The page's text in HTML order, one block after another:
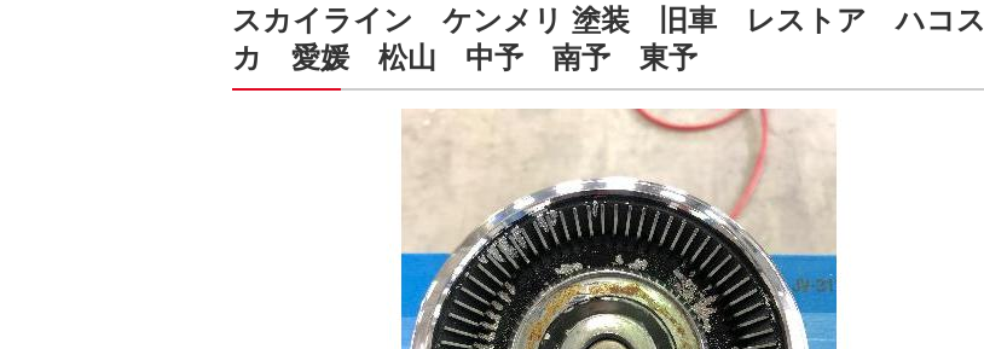
スカイライン ケンメリ 塗装 旧車 レストア ハコス
カ 愛媛 松山 中予 南予 東予